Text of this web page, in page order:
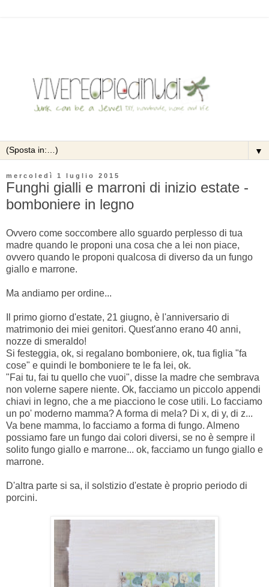
▼
mercoledì 1 luglio 2015
Funghi gialli e marroni di inizio estate -
bomboniere in legno
Ovvero come soccombere allo sguardo perplesso di tua
madre quando le proponi una cosa che a lei non piace,
ovvero quando le proponi qualcosa di diverso da un fungo
giallo e marrone.
Ma andiamo per ordine...
Il primo giorno d'estate, 21 giugno, è l'anniversario di
matrimonio dei miei genitori. Quest'anno erano 40 anni,
nozze di smeraldo!
Si festeggia, ok, si regalano bomboniere, ok, tua figlia "fa
cose" e quindi le bomboniere te le fa lei, ok.
"Fai tu, fai tu quello che vuoi", disse la madre che sembrava
non volerne sapere niente. Ok, facciamo un piccolo appendi
chiavi in legno, che a me piacciono le cose utili. Lo facciamo
un po' moderno mamma? A forma di mela? Di x, di y, di z...
Va bene mamma, lo facciamo a forma di fungo. Almeno
possiamo fare un fungo dai colori diversi, se no è sempre il
solito fungo giallo e marrone... ok, facciamo un fungo giallo e
marrone.
D'altra parte si sa, il solstizio d'estate è proprio periodo di
porcini.